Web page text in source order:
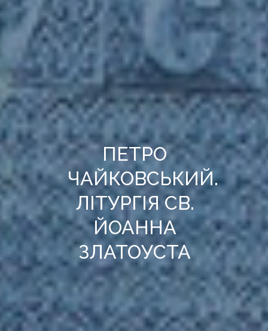
ПЕТРО
ЧАЙКОВСЬКИЙ.
ЛІТУРГІЯ СВ.
ЙОАННА
ЗЛАТОУСТА